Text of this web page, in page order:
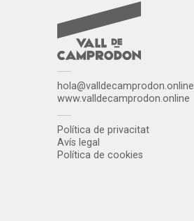
hola@valldecamprodon.online
www.valldecamprodon.online
Política de privacitat
Avís legal
Política de cookies